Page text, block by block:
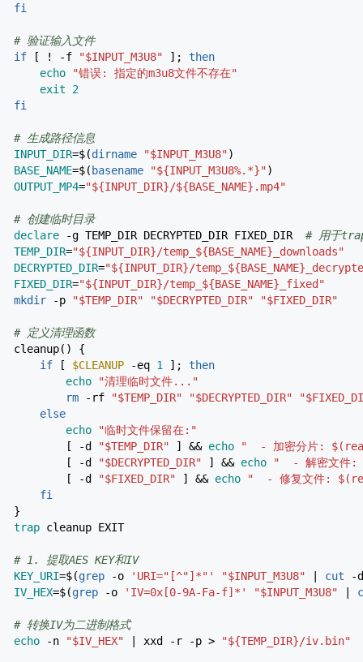
fi
# 验证输入文件
if
[ ! -f "$INPUT_M3U8" ] ; then
echo
"错误: 指定的m3u8文件不存在"
exit
2
fi
# 生成路径信息
INPUT_DIR=$(dirname "$INPUT_M3U8")
BASE_NAME=$( basename "${INPUT_M3U8%.*}")
OUTPUT_MP4="${INPUT_DIR}/${BASE_NAME} .mp4"
# 创建临时目录
declare
-g TEMP_DIR DECRYPTED_DIR FIXED_DIR # 用于
TEMP_DIR="${INPUT_DIR}/temp_ ${BASE_NAME} _downloads"
DECRYPTED_DIR="${INPUT_DIR}/temp_ ${BASE_NAME}
FIXED_DIR="${INPUT_DIR}/temp_ ${BASE_NAME} _fixed"
mkdir
-p "$TEMP_DIR" "$DECRYPTED_DIR" "$FIXED_DIR"
# 定义清理函数
cleanup( )
{
if
[ $CLEANUP -eq 1 ] ; then
echo
"清理临时文件..."
rm
-rf "$TEMP_DIR" "$DECRYPTED_DIR" "
else
echo
"临时文件保留在:"
[
-d "$TEMP_DIR" ] && echo " - 加密分片:
[
-d "$DECRYPTED_DIR" ] && echo
" - 解密文件:
[
-d "$FIXED_DIR" ] && echo " - 修复文件:
fi
}
trap cleanup EXIT
# 1. 提取AES KEY和IV
KEY_URI=$(grep -o 'URI="[^"]*"' "$INPUT_M3U8" cut
-d
IV_HEX=$(grep -o 'IV=0x[0-9A-Fa-f]*' "$INPUT_M3U8"
# 转换IV为二进制格式
echo
-n "$IV_HEX" xxd -r -p > "${TEMP_DIR}/iv.bin"